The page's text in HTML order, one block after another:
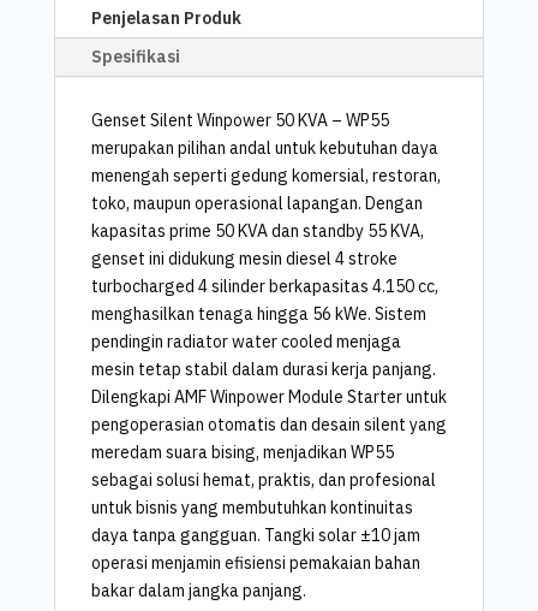
Penjelasan Produk
Spesifikasi
Genset Silent Winpower 50 KVA – WP55
merupakan pilihan andal untuk kebutuhan daya
menengah seperti gedung komersial, restoran,
toko, maupun operasional lapangan. Dengan
kapasitas prime 50 KVA dan standby 55 KVA,
genset ini didukung mesin diesel 4 stroke
turbocharged 4 silinder berkapasitas 4.150 cc,
menghasilkan tenaga hingga 56 kWe. Sistem
pendingin radiator water cooled menjaga
mesin tetap stabil dalam durasi kerja panjang.
Dilengkapi AMF Winpower Module Starter untuk
pengoperasian otomatis dan desain silent yang
meredam suara bising, menjadikan WP55
sebagai solusi hemat, praktis, dan profesional
untuk bisnis yang membutuhkan kontinuitas
daya tanpa gangguan. Tangki solar ±10 jam
operasi menjamin efisiensi pemakaian bahan
bakar dalam jangka panjang.